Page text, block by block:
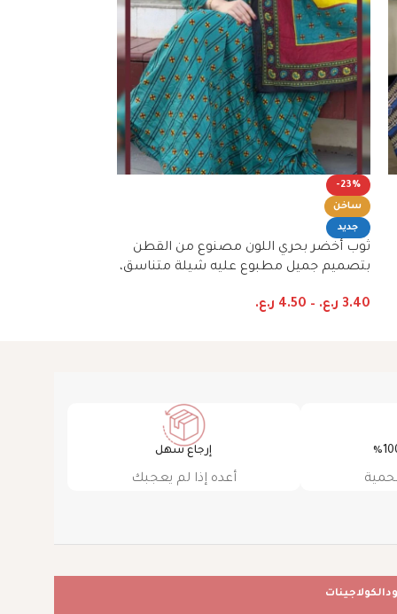
-23%
ساخن
جديد
ثوب أخضر بحري اللون مصنوع من القطن
بتصميم جميل مطبوع عليه شيلة متناسق،
3.40 ر.ع. –
4.50 ر.ع.
إرجاع سهل
أعده إذا لم يعجبك
الكولاجينات